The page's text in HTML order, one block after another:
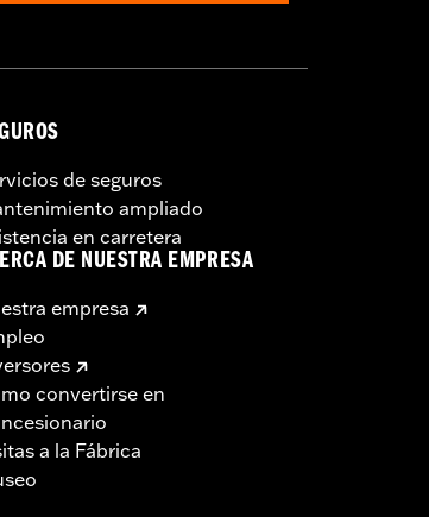
de seguros
ampliado
en carretera
DE NUESTRA EMPRESA
empresa
convertirse en
a la Fábrica